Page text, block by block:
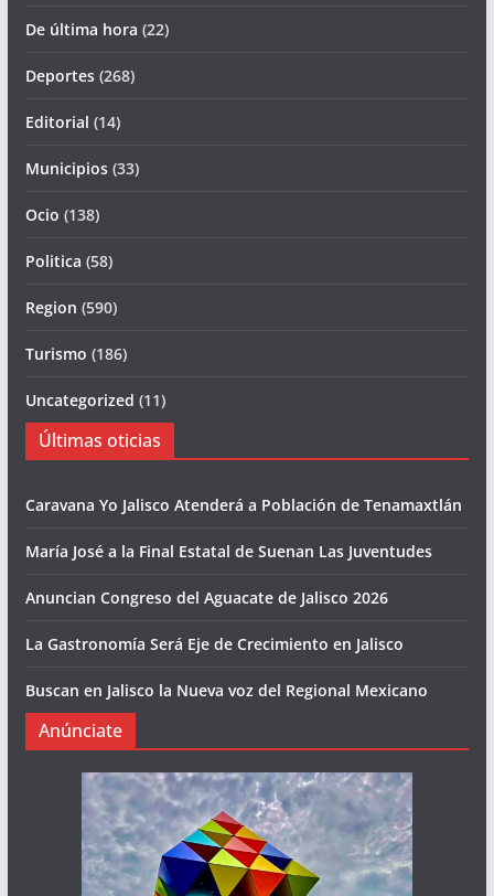
De última hora (22)
Deportes(268)
Editorial (14)
Municipios(33)
Ocio (138)
Politica (58)
Region (590)
Turismo (186)
Uncategorized (11)
Últimas oticias
Caravana Yo Jalisco Atenderá a Población de Tenamaxtlán
María José a la Final Estatal de Suenan Las Juventudes
Anuncian Congreso del Aguacate de Jalisco 2026
La Gastronomía Será Eje de Crecimiento en Jalisco
Buscan en Jalisco la Nueva voz del Regional Mexicano
Anúnciate